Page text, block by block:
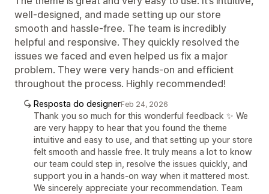
well-designed, and made setting up our store
smooth and hassle-free. The team is incredibly
helpful and responsive. They quickly resolved the
issues we faced and even helped us fix a major
problem. They were very hands-on and efficient
throughout the process. Highly recommended!
Resposta do designerFeb 24, 2026
Thank you so much for this wonderful feedback ✨ We
are very happy to hear that you found the theme
intuitive and easy to use, and that setting up your store
felt smooth and hassle free. It truly means a lot to know
our team could step in, resolve the issues quickly, and
support you in a hands-on way when it mattered most.
We sincerely appreciate your recommendation. Team